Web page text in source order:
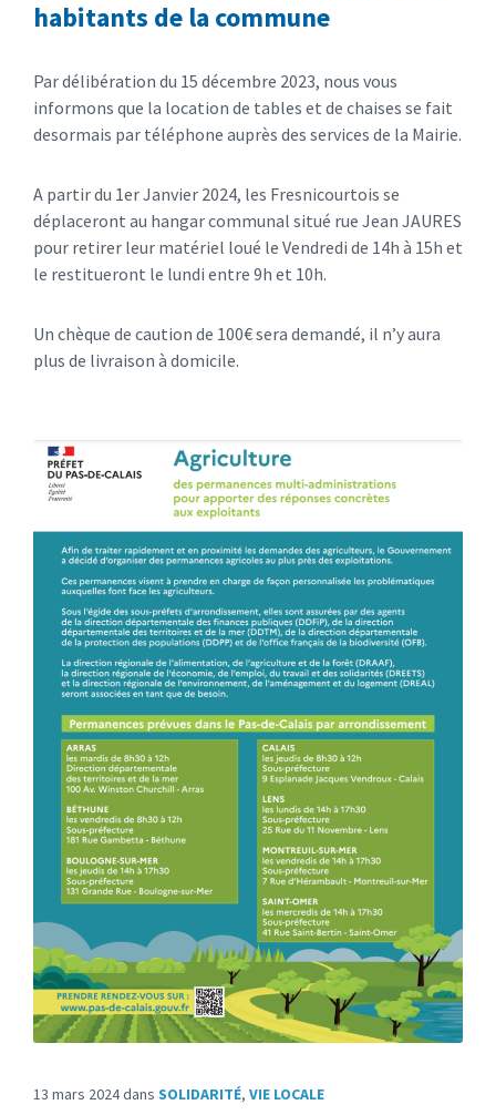
habitants de la commune
Par délibération du 15 décembre 2023, nous vous
informons que la location de tables et de chaises se fait
desormais par téléphone auprès des services de la Mairie.
A partir du 1er Janvier 2024, les Fresnicourtois se
déplaceront au hangar communal situé rue Jean JAURES
pour retirer leur matériel loué le Vendredi de 14h à 15h et
le restitueront le lundi entre 9h et 10h.
Un chèque de caution de 100€ sera demandé, il n’y aura
plus de livraison à domicile.
13 mars 2024dans SOLIDARITÉ, VIE LOCALE